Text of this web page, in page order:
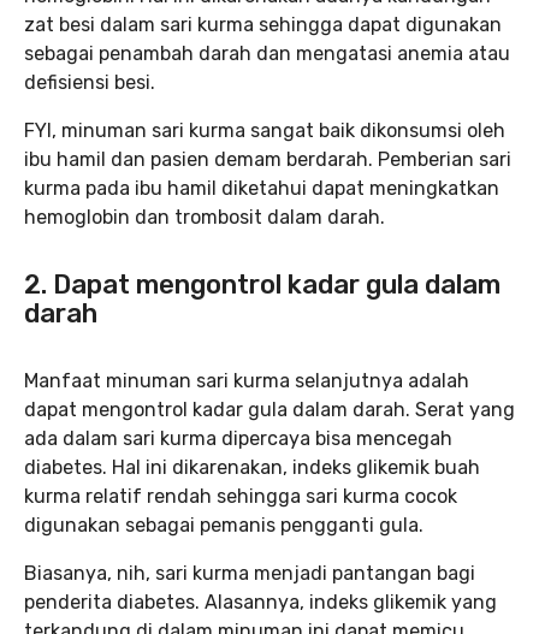
zat besi dalam sari kurma sehingga dapat digunakan
sebagai penambah darah dan mengatasi anemia atau
defisiensi besi.
FYI, minuman sari kurma sangat baik dikonsumsi oleh
ibu hamil dan pasien demam berdarah. Pemberian sari
kurma pada ibu hamil diketahui dapat meningkatkan
hemoglobin dan trombosit dalam darah.
2. Dapat mengontrol kadar gula dalam
darah
Manfaat minuman sari kurma selanjutnya adalah
dapat mengontrol kadar gula dalam darah. Serat yang
ada dalam sari kurma dipercaya bisa mencegah
diabetes. Hal ini dikarenakan, indeks glikemik buah
kurma relatif rendah sehingga sari kurma cocok
digunakan sebagai pemanis pengganti gula.
Biasanya, nih, sari kurma menjadi pantangan bagi
penderita diabetes. Alasannya, indeks glikemik yang